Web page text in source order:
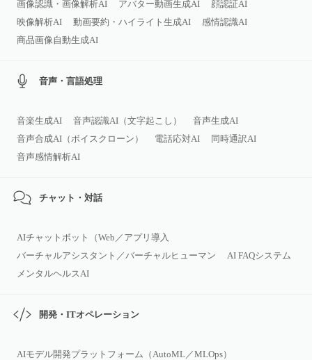
画像認識・画像解析AI アバター動画生成AI
顔認証AI
映像解析AI
動画要約・ハイライト生成AI
感情認識AI
商品画像自動生成AI
音声・言語処理
音楽生成AI 音声認識AI（文字起こし）
音声生成AI
音声合成AI（ボイスクローン）
電話応対AI
同時通訳AI
音声感情解析AI
チャット・対話
AIチャットボット（Web／アプリ導入
バーチャルアシスタント／バーチャルヒューマン
AI FAQシステム
メンタルヘルスAI
開発・ITオペレーション
AIモデル開発プラットフォーム（AutoML／MLOps）